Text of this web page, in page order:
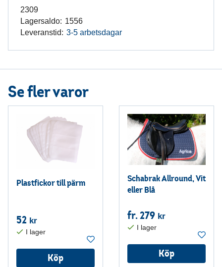
2309
Lagersaldo: 1556
Leveranstid: 3-5 arbetsdagar
Se fler varor
Plastfickor till pärm
52 kr
Köp
Schabrak Allround, Vit
eller Blå
fr. 279 kr
Köp